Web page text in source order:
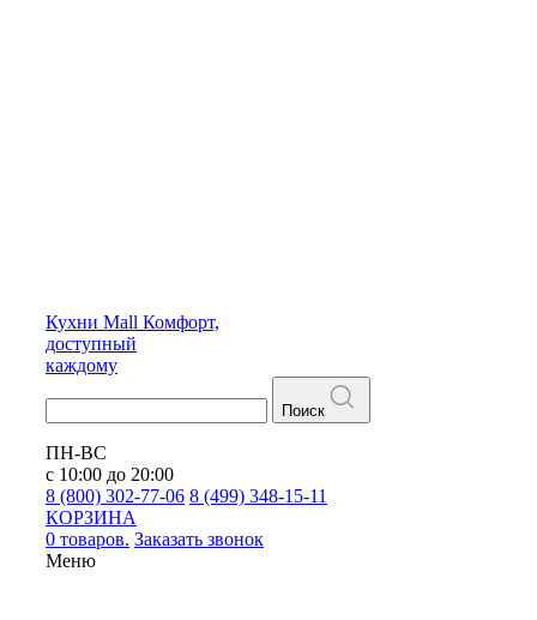
Кухни Mall Комфорт,
доступный
каждому
Поиск
ПН-ВС
с 10:00 до 20:00
8 (800) 302-77-06 8 (499) 348-15-11
КОРЗИНА
0 товаров. Заказать звонок
Меню